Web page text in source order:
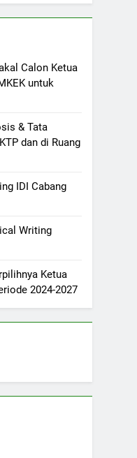
Calon Ketua
untuk
& Tata
dan di Ruang
IDI Cabang
Writing
Ketua
2024-2027